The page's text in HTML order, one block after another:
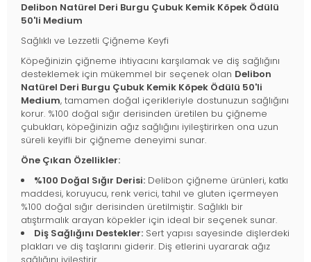
Delibon Natürel Deri Burgu Çubuk Kemik Köpek Ödülü
50'li Medium
Sağlıklı ve Lezzetli Çiğneme Keyfi
Köpeğinizin çiğneme ihtiyacını karşılamak ve diş sağlığını
desteklemek için mükemmel bir seçenek olan Delibon
Natürel Deri Burgu Çubuk Kemik Köpek Ödülü 50'li
Medium, tamamen doğal içerikleriyle dostunuzun sağlığını
korur. %100 doğal sığır derisinden üretilen bu çiğneme
çubukları, köpeğinizin ağız sağlığını iyileştirirken ona uzun
süreli keyifli bir çiğneme deneyimi sunar.
Öne Çıkan Özellikler:
%100 Doğal Sığır Derisi: Delibon çiğneme ürünleri, katkı
maddesi, koruyucu, renk verici, tahıl ve gluten içermeyen
%100 doğal sığır derisinden üretilmiştir. Sağlıklı bir
atıştırmalık arayan köpekler için ideal bir seçenek sunar.
Diş Sağlığını Destekler: Sert yapısı sayesinde dişlerdeki
plakları ve diş taşlarını giderir. Diş etlerini uyararak ağız